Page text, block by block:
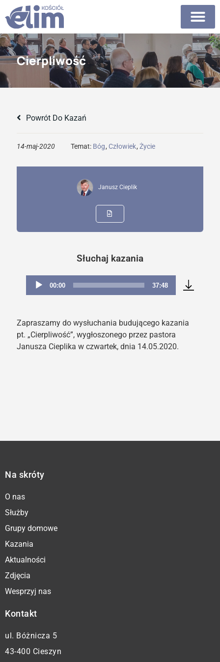
Cierpliwość
Powrót Do Kazań
14-maj-2020 Temat: Bóg, Człowiek, Życie
Janusz Cieplik
Słuchaj kazania
Odtwarzacz
00:00 37:48
Zapraszamy do wysłuchania budującego kazania
pt. „Cierpliwość”, wygłoszonego przez pastora
Janusza Cieplika w czwartek, dnia 14.05.2020.
Na skróty
O nas
Służby
Grupy domowe
Kazania
Aktualności
Zdjęcia
Wesprzyj nas
Kontakt
ul. Bóżnicza 5
43-400 Cieszyn